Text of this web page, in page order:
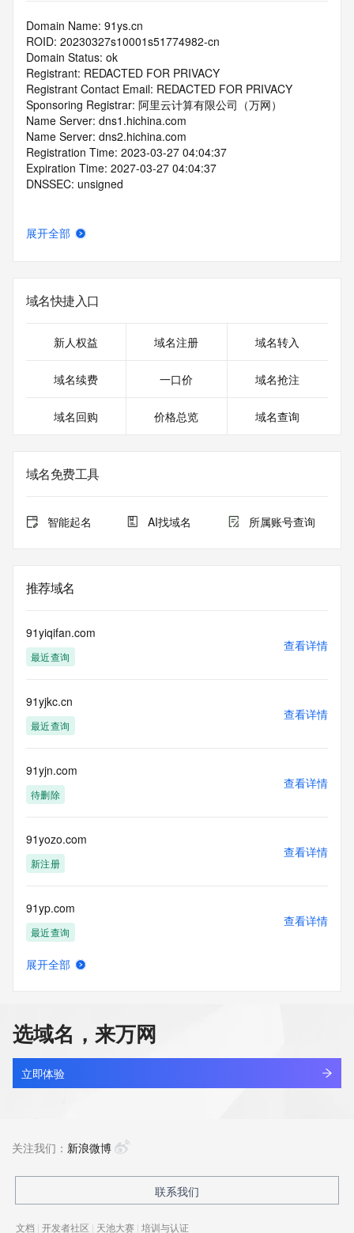
Domain Name: 91ys.cn
ROID: 20230327s10001s51774982-cn
Domain Status: ok
Registrant: REDACTED FOR PRIVACY
Registrant Contact Email: REDACTED FOR PRIVACY
Sponsoring Registrar: 阿里云计算有限公司（万网）
Name Server: dns1.hichina.com
Name Server: dns2.hichina.com
Registration Time: 2023-03-27 04:04:37
Expiration Time: 2027-03-27 04:04:37
DNSSEC: unsigned
展开全部
域名快捷入口
新人权益 域名注册 域名转入
域名续费 一口价 域名抢注
域名回购 价格总览 域名查询
域名免费工具
智能起名 AI找域名 所属账号查询
推荐域名
91yiqifan.com
最近查询
查看详情
91yjkc.cn
最近查询
查看详情
91yjn.com
待删除
查看详情
91yozo.com
新注册
查看详情
91yp.com
最近查询
查看详情
apsci.cn
最近查询
查看详情
最近查询
展开全部
选域名，来万网
立即体验
关注我们： 新浪微博
联系我们
文档 | 开发者社区 | 天池大赛 | 培训与认证